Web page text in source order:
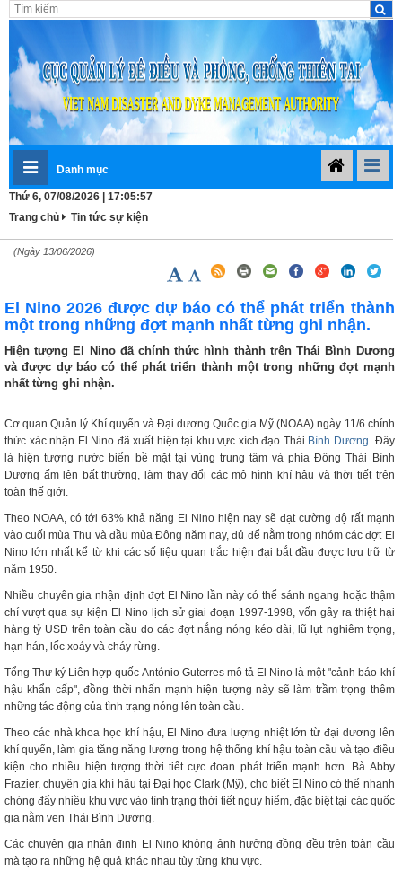
Danh mục
Thứ 6, 07/08/2026 | 17:05:57
Trang chủ
Tin tức sự kiện
(Ngày 13/06/2026)
El Nino 2026 được dự báo có thể phát triển thành
một trong những đợt mạnh nhất từng ghi nhận.
Hiện tượng El Nino đã chính thức hình thành trên Thái Bình Dương
và được dự báo có thể phát triển thành một trong những đợt mạnh
nhất từng ghi nhận.
Cơ quan Quản lý Khí quyển và Đại dương Quốc gia Mỹ (NOAA) ngày 11/6 chính
thức xác nhận El Nino đã xuất hiện tại khu vực xích đạo Thái Bình Dương. Đây
là hiện tượng nước biển bề mặt tại vùng trung tâm và phía Đông Thái Bình
Dương ấm lên bất thường, làm thay đổi các mô hình khí hậu và thời tiết trên
toàn thế giới.
Theo NOAA, có tới 63% khả năng El Nino hiện nay sẽ đạt cường độ rất mạnh
vào cuối mùa Thu và đầu mùa Đông năm nay, đủ để nằm trong nhóm các đợt El
Nino lớn nhất kể từ khi các số liệu quan trắc hiện đại bắt đầu được lưu trữ từ
năm 1950.
Nhiều chuyên gia nhận định đợt El Nino lần này có thể sánh ngang hoặc thậm
chí vượt qua sự kiện El Nino lịch sử giai đoạn 1997-1998, vốn gây ra thiệt hại
hàng tỷ USD trên toàn cầu do các đợt nắng nóng kéo dài, lũ lụt nghiêm trọng,
hạn hán, lốc xoáy và cháy rừng.
Tổng Thư ký Liên hợp quốc António Guterres mô tả El Nino là một "cảnh báo khí
hậu khẩn cấp", đồng thời nhấn mạnh hiện tượng này sẽ làm trầm trọng thêm
những tác động của tình trạng nóng lên toàn cầu.
Theo các nhà khoa học khí hậu, El Nino đưa lượng nhiệt lớn từ đại dương lên
khí quyển, làm gia tăng năng lượng trong hệ thống khí hậu toàn cầu và tạo điều
kiện cho nhiều hiện tượng thời tiết cực đoan phát triển mạnh hơn. Bà Abby
Frazier, chuyên gia khí hậu tại Đại học Clark (Mỹ), cho biết El Nino có thể nhanh
chóng đẩy nhiều khu vực vào tình trạng thời tiết nguy hiểm, đặc biệt tại các quốc
gia nằm ven Thái Bình Dương.
Các chuyên gia nhận định El Nino không ảnh hưởng đồng đều trên toàn cầu
mà tạo ra những hệ quả khác nhau tùy từng khu vực.